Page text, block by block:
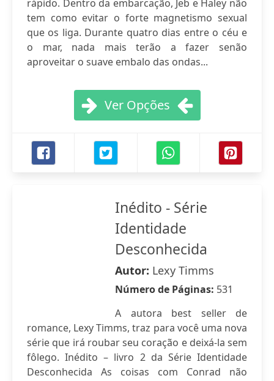
rápido. Dentro da embarcação, Jeb e Haley não
tem como evitar o forte magnetismo sexual
que os liga. Durante quatro dias entre o céu e
o mar, nada mais terão a fazer senão
aproveitar o suave embalo das ondas...
Ver Opções
Inédito - Série
Identidade
Desconhecida
Autor: Lexy Timms
Número de Páginas: 531
A autora best seller de
romance, Lexy Timms, traz para você uma nova
série que irá roubar seu coração e deixá-la sem
fôlego. Inédito – livro 2 da Série Identidade
Desconhecida As coisas com Conrad não